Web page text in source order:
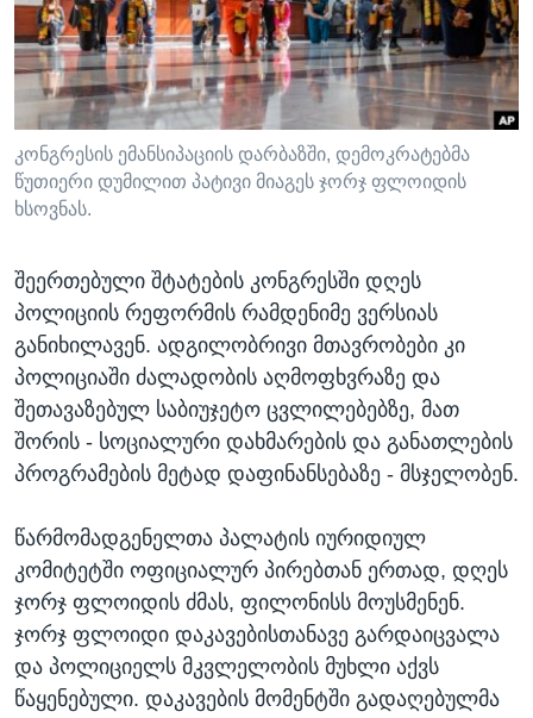
ᲡᲢᲣᲓᲘᲐ ᲕᲐᲨᲘᲜᲒᲢᲝᲜᲘ
ᲔᲙᲝᲜᲝᲛᲘᲙᲐ
ᲯᲐᲜᲛᲠᲗᲔᲚᲝᲑᲐ
ᲛᲔᲪᲜᲘᲔᲠᲔᲑᲐ
ᲘᲜᲢᲔᲠᲕᲘᲣ
ᲙᲣᲚᲢᲣᲠᲐ
ᲓᲔᲖᲘᲜᲤᲝᲠᲛᲐᲪᲘᲐ
Learning English
ᲗᲕᲐᲚᲘ ᲒᲕᲐᲓᲔᲕᲜᲔᲗ
ენები
კონგრესის ემანსიპაციის დარბაზში, დემოკრატებმა
წუთიერი დუმილით პატივი მიაგეს ჯორჯ ფლოიდის
ხსოვნას.
შეერთებული შტატების კონგრესში დღეს
პოლიციის რეფორმის რამდენიმე ვერსიას
განიხილავენ. ადგილობრივი მთავრობები კი
პოლიციაში ძალადობის აღმოფხვრაზე და
შეთავაზებულ საბიუჯეტო ცვლილებებზე, მათ
შორის - სოციალური დახმარების და განათლების
პროგრამების მეტად დაფინანსებაზე - მსჯელობენ.
წარმომადგენელთა პალატის იურიდიულ
კომიტეტში ოფიციალურ პირებთან ერთად, დღეს
ჯორჯ ფლოიდის ძმას, ფილონისს მოუსმენენ.
ჯორჯ ფლოიდი დაკავებისთანავე გარდაიცვალა
და პოლიციელს მკვლელობის მუხლი აქვს
წაყენებული. დაკავების მომენტში გადაღებულმა